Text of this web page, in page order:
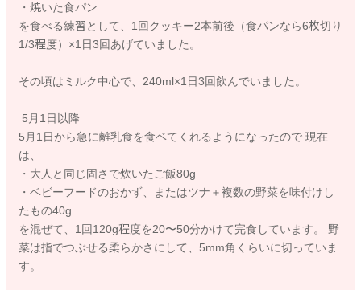
・焼いた食パン
を食べる練習として、1回クッキー2本前後（食パンなら6枚切り
1/3程度）×1日3回あげていました。
その頃はミルク中心で、240ml×1日3回飲んでいました。
5月1日以降
5月1日から急に離乳食を食ベてくれるようになったので 現在
は、
・大人と同じ固さで炊いたご飯80g
・ベビーフードのおかず、またはツナ＋複数の野菜を味付けし
たもの40g
を混ぜて、1回120g程度を20〜50分かけて完食しています。 野
菜は指でつぶせる柔らかさにして、5mm角くらいに切っていま
す。